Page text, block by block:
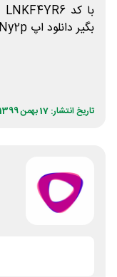
بگیر دانلود اپ https://kutt.it/6wNy2p
تاریخ انتشار: 17 بهمن 1399